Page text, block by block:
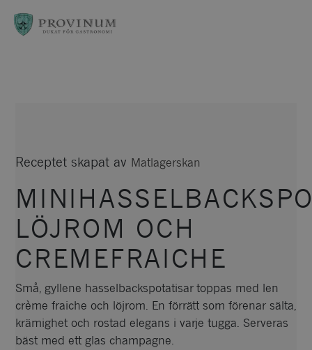
Denna
Receptet skapat av Matlagerskan
LÖJROM OCH
CREMEFRAICHE
Små, gyllene hasselbackspotatisar toppas med len
crème fraiche och löjrom. En förrätt som förenar sälta,
krämighet och rostad elegans i varje tugga. Serveras
bäst med ett glas champagne.